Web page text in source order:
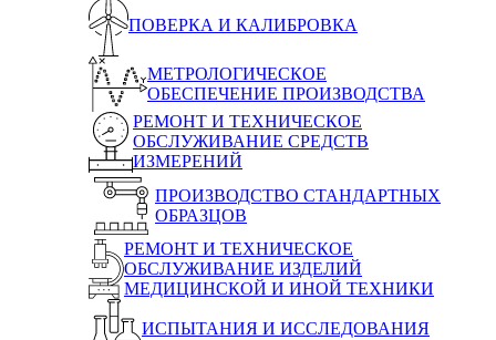
ПОВЕРКА И КАЛИБРОВКА
МЕТРОЛОГИЧЕСКОЕ
ОБЕСПЕЧЕНИЕ ПРОИЗВОДСТВА
РЕМОНТ И ТЕХНИЧЕСКОЕ
ОБСЛУЖИВАНИЕ СРЕДСТВ
ИЗМЕРЕНИЙ
ПРОИЗВОДСТВО СТАНДАРТНЫХ
ОБРАЗЦОВ
РЕМОНТ И ТЕХНИЧЕСКОЕ
ОБСЛУЖИВАНИЕ ИЗДЕЛИЙ
МЕДИЦИНСКОЙ И ИНОЙ ТЕХНИКИ
ИСПЫТАНИЯ И ИССЛЕДОВАНИЯ